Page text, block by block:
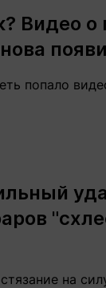
Видео
попало
на